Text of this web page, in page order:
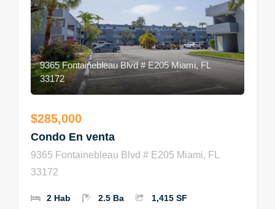
9365 Fontainebleau Blvd # E205 Miami, FL
33172
$285,000
Condo En venta
9365 Fontainebleau Blvd # E205 Miami, FL
33172
2 Hab 2.5 Ba 1,415 SF